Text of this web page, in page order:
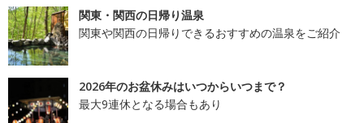
関東・関西の日帰り温泉
関東や関西の日帰りできるおすすめの温泉をご紹介
2026年のお盆休みはいつからいつまで？
最大9連休となる場合もあり